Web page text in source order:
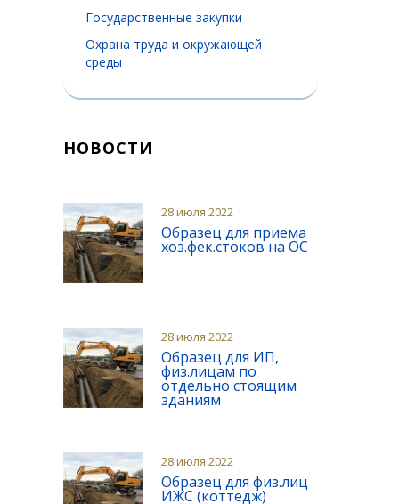
Государственные закупки
Охрана труда и окружающей
среды
НОВОСТИ
28 июля 2022
Образец для приема
хоз.фек.стоков на ОС
28 июля 2022
Образец для ИП,
физ.лицам по
отдельно стоящим
зданиям
28 июля 2022
Образец для физ.лиц
ИЖС (коттедж)